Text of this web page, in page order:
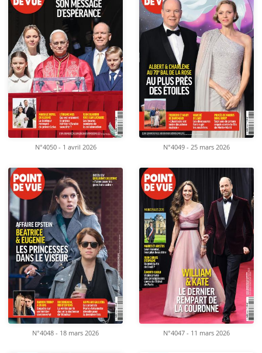
N°4050 - 1 avril 2026 N°4049 - 25 mars 2026
N°4048 - 18 mars 2026 N°4047 - 11 mars 2026